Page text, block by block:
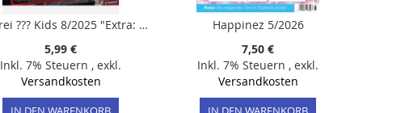
Die drei ??? Kids 8/2025 "Extra: Brille"
5,99 €
Inkl. 7% Steuern , exkl.
Versandkosten
Happinez 5/2026
7,50 €
Inkl. 7% Steuern , exkl.
Versandkosten